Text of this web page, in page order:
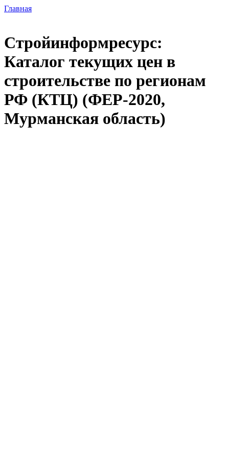
Главная
Стройинформресурс:
Каталог текущих цен в
строительстве по регионам
РФ (КТЦ) (ФЕР-2020,
Мурманская область)